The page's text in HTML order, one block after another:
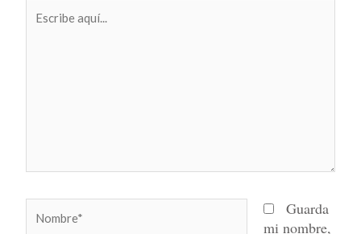
aquí...
Guarda
mi nombre,